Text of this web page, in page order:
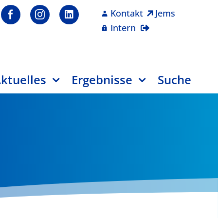
Kontakt
Jems
Intern
Ergebnisse Suche